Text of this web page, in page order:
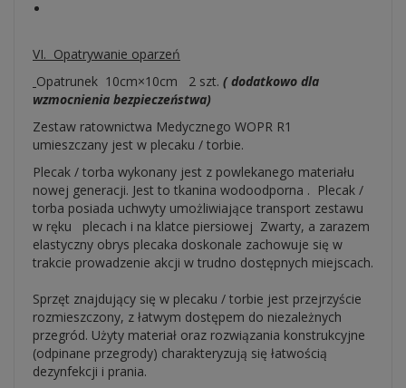
VI. Opatrywanie oparzeń
Opatrunek 10cm×10cm 2 szt. ( dodatkowo dla
wzmocnienia bezpieczeństwa)
Zestaw ratownictwa Medycznego WOPR R1
umieszczany jest w plecaku / torbie.
Plecak / torba wykonany jest z powlekanego materiału
nowej generacji. Jest to tkanina wodoodporna . Plecak /
torba posiada uchwyty umożliwiające transport zestawu
w ręku plecach i na klatce piersiowej Zwarty, a zarazem
elastyczny obrys plecaka doskonale zachowuje się w
trakcie prowadzenie akcji w trudno dostępnych miejscach.
Sprzęt znajdujący się w plecaku / torbie jest przejrzyście
rozmieszczony, z łatwym dostępem do niezależnych
przegród. Użyty materiał oraz rozwiązania konstrukcyjne
(odpinane przegrody) charakteryzują się łatwością
dezynfekcji i prania.